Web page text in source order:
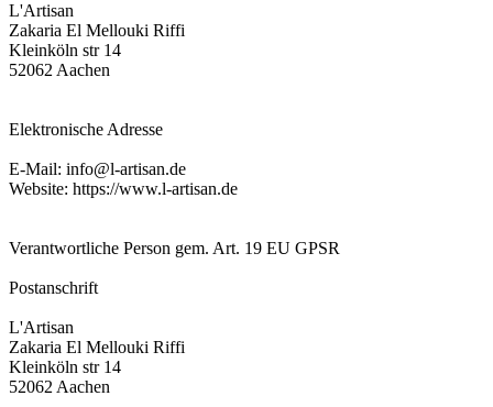
L'Artisan
Zakaria El Mellouki Riffi
Kleinköln str 14
52062 Aachen
Elektronische Adresse
E-Mail: info@l-artisan.de
Website: https://www.l-artisan.de
Verantwortliche Person gem. Art. 19 EU GPSR
Postanschrift
L'Artisan
Zakaria El Mellouki Riffi
Kleinköln str 14
52062 Aachen